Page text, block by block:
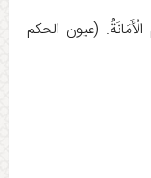
(عيون الحكم